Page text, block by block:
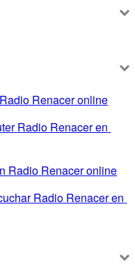
Renacer online
Radio Renacer en
Radio Renacer online
Radio Renacer en